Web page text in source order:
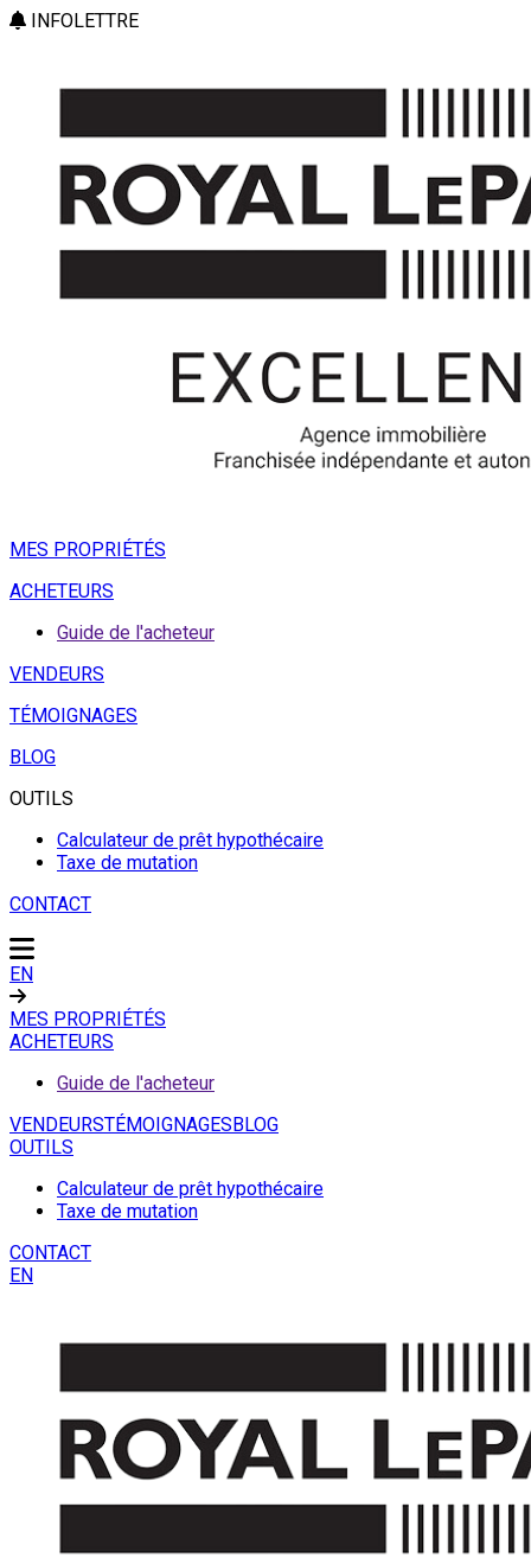
INFOLETTRE
MES PROPRIÉTÉS
ACHETEURS
Guide de l'acheteur
VENDEURS
TÉMOIGNAGES
BLOG
OUTILS
Calculateur de prêt hypothécaire
Taxe de mutation
CONTACT
EN
MES PROPRIÉTÉS
ACHETEURS
Guide de l'acheteur
VENDEURSTÉMOIGNAGESBLOG
OUTILS
Calculateur de prêt hypothécaire
Taxe de mutation
CONTACT
EN